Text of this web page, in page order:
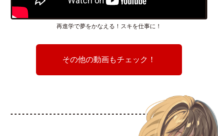
再進学で夢をかなえる！スキを仕事に！
その他の動画もチェック！